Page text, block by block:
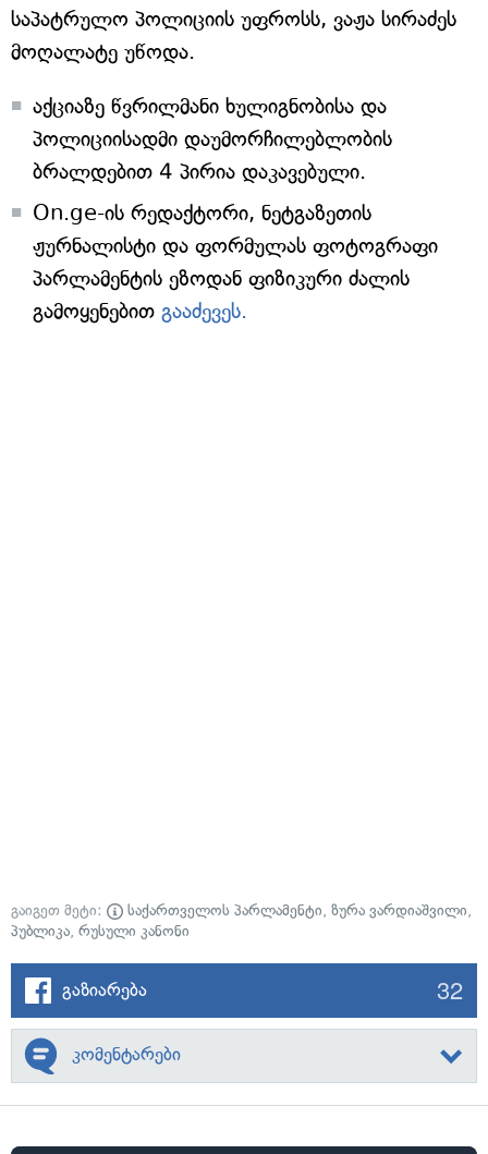
საპატრულო პოლიციის უფროსს, ვაჟა სირაძეს
მოღალატე უწოდა.
აქციაზე წვრილმანი ხულიგნობისა და
პოლიციისადმი დაუმორჩილებლობის
ბრალდებით 4 პირია დაკავებული.
On.ge-ის რედაქტორი, ნეტგაზეთის
ჟურნალისტი და ფორმულას ფოტოგრაფი
პარლამენტის ეზოდან ფიზიკური ძალის
გამოყენებით გააძევეს.
გაიგეთ მეტი: საქართველოს პარლამენტი, ზურა ვარდიაშვილი,
პუბლიკა, რუსული კანონი
გაზიარება 32
კომენტარები